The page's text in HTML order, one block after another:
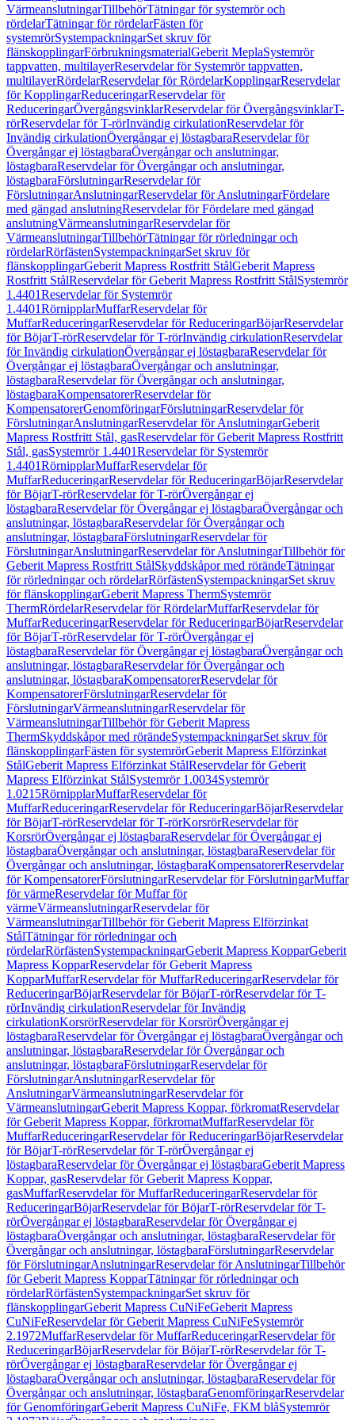
VärmeanslutningarTillbehörTätningar för systemrör och
rördelarTätningar för rördelarFästen för
systemrörSystempackningarSet skruv för
flänskopplingarFörbrukningsmaterialGeberit MeplaSystemrör
tappvatten, multilayerReservdelar för Systemrör tappvatten,
multilayerRördelarReservdelar för RördelarKopplingarReservdelar
för KopplingarReduceringarReservdelar för
ReduceringarÖvergångsvinklarReservdelar för ÖvergångsvinklarT-
rörReservdelar för T-rörInvändig cirkulationReservdelar för
Invändig cirkulationÖvergångar ej löstagbaraReservdelar för
Övergångar ej löstagbaraÖvergångar och anslutningar,
löstagbaraReservdelar för Övergångar och anslutningar,
löstagbaraFörslutningarReservdelar för
FörslutningarAnslutningarReservdelar för AnslutningarFördelare
med gängad anslutningReservdelar för Fördelare med gängad
anslutningVärmeanslutningarReservdelar för
VärmeanslutningarTillbehörTätningar för rörledningar och
rördelarRörfästenSystempackningarSet skruv för
flänskopplingarGeberit Mapress Rostfritt StålGeberit Mapress
Rostfritt StålReservdelar för Geberit Mapress Rostfritt StålSystemrör
1.4401Reservdelar för Systemrör
1.4401RörnipplarMuffarReservdelar för
MuffarReduceringarReservdelar för ReduceringarBöjarReservdelar
för BöjarT-rörReservdelar för T-rörInvändig cirkulationReservdelar
för Invändig cirkulationÖvergångar ej löstagbaraReservdelar för
Övergångar ej löstagbaraÖvergångar och anslutningar,
löstagbaraReservdelar för Övergångar och anslutningar,
löstagbaraKompensatorerReservdelar för
KompensatorerGenomföringarFörslutningarReservdelar för
FörslutningarAnslutningarReservdelar för AnslutningarGeberit
Mapress Rostfritt Stål, gasReservdelar för Geberit Mapress Rostfritt
Stål, gasSystemrör 1.4401Reservdelar för Systemrör
1.4401RörnipplarMuffarReservdelar för
MuffarReduceringarReservdelar för ReduceringarBöjarReservdelar
för BöjarT-rörReservdelar för T-rörÖvergångar ej
löstagbaraReservdelar för Övergångar ej löstagbaraÖvergångar och
anslutningar, löstagbaraReservdelar för Övergångar och
anslutningar, löstagbaraFörslutningarReservdelar för
FörslutningarAnslutningarReservdelar för AnslutningarTillbehör för
Geberit Mapress Rostfritt StålSkyddskåpor med rörändeTätningar
för rörledningar och rördelarRörfästenSystempackningarSet skruv
för flänskopplingarGeberit Mapress ThermSystemrör
ThermRördelarReservdelar för RördelarMuffarReservdelar för
MuffarReduceringarReservdelar för ReduceringarBöjarReservdelar
för BöjarT-rörReservdelar för T-rörÖvergångar ej
löstagbaraReservdelar för Övergångar ej löstagbaraÖvergångar och
anslutningar, löstagbaraReservdelar för Övergångar och
anslutningar, löstagbaraKompensatorerReservdelar för
KompensatorerFörslutningarReservdelar för
FörslutningarVärmeanslutningarReservdelar för
VärmeanslutningarTillbehör för Geberit Mapress
ThermSkyddskåpor med rörändeSystempackningarSet skruv för
flänskopplingarFästen för systemrörGeberit Mapress Elförzinkat
StålGeberit Mapress Elförzinkat StålReservdelar för Geberit
Mapress Elförzinkat StålSystemrör 1.0034Systemrör
1.0215RörnipplarMuffarReservdelar för
MuffarReduceringarReservdelar för ReduceringarBöjarReservdelar
för BöjarT-rörReservdelar för T-rörKorsrörReservdelar för
KorsrörÖvergångar ej löstagbaraReservdelar för Övergångar ej
löstagbaraÖvergångar och anslutningar, löstagbaraReservdelar för
Övergångar och anslutningar, löstagbaraKompensatorerReservdelar
för KompensatorerFörslutningarReservdelar för FörslutningarMuffar
för värmeReservdelar för Muffar för
värmeVärmeanslutningarReservdelar för
VärmeanslutningarTillbehör för Geberit Mapress Elförzinkat
StålTätningar för rörledningar och
rördelarRörfästenSystempackningarGeberit Mapress KopparGeberit
Mapress KopparReservdelar för Geberit Mapress
KopparMuffarReservdelar för MuffarReduceringarReservdelar för
ReduceringarBöjarReservdelar för BöjarT-rörReservdelar för T-
rörInvändig cirkulationReservdelar för Invändig
cirkulationKorsrörReservdelar för KorsrörÖvergångar ej
löstagbaraReservdelar för Övergångar ej löstagbaraÖvergångar och
anslutningar, löstagbaraReservdelar för Övergångar och
anslutningar, löstagbaraFörslutningarReservdelar för
FörslutningarAnslutningarReservdelar för
AnslutningarVärmeanslutningarReservdelar för
VärmeanslutningarGeberit Mapress Koppar, förkromatReservdelar
för Geberit Mapress Koppar, förkromatMuffarReservdelar för
MuffarReduceringarReservdelar för ReduceringarBöjarReservdelar
för BöjarT-rörReservdelar för T-rörÖvergångar ej
löstagbaraReservdelar för Övergångar ej löstagbaraGeberit Mapress
Koppar, gasReservdelar för Geberit Mapress Koppar,
gasMuffarReservdelar för MuffarReduceringarReservdelar för
ReduceringarBöjarReservdelar för BöjarT-rörReservdelar för T-
rörÖvergångar ej löstagbaraReservdelar för Övergångar ej
löstagbaraÖvergångar och anslutningar, löstagbaraReservdelar för
Övergångar och anslutningar, löstagbaraFörslutningarReservdelar
för FörslutningarAnslutningarReservdelar för AnslutningarTillbehör
för Geberit Mapress KopparTätningar för rörledningar och
rördelarRörfästenSystempackningarSet skruv för
flänskopplingarGeberit Mapress CuNiFeGeberit Mapress
CuNiFeReservdelar för Geberit Mapress CuNiFeSystemrör
2.1972MuffarReservdelar för MuffarReduceringarReservdelar för
ReduceringarBöjarReservdelar för BöjarT-rörReservdelar för T-
rörÖvergångar ej löstagbaraReservdelar för Övergångar ej
löstagbaraÖvergångar och anslutningar, löstagbaraReservdelar för
Övergångar och anslutningar, löstagbaraGenomföringarReservdelar
för GenomföringarGeberit Mapress CuNiFe, FKM blåSystemrör